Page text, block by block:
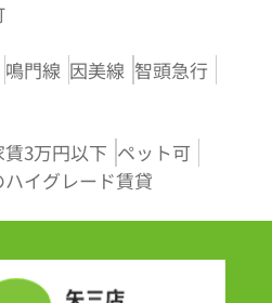
鳴門線 因美線 智頭急行
賃3万円以下 ペット可
イグレード賃貸